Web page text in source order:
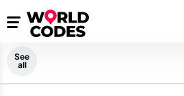
See
all